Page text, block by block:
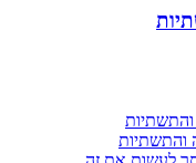
והתשתיות
והתשתיות